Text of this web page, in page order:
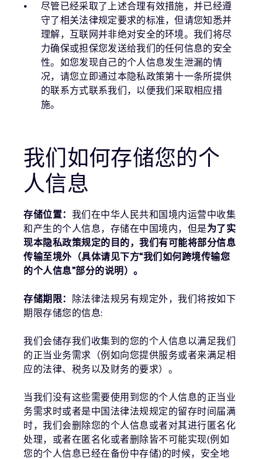
尽管已经采取了上述合理有效措施，并已经遵
守了相关法律规定要求的标准，但请您知悉并
理解，互联网并非绝对安全的环境。我们将尽
力确保或担保您发送给我们的任何信息的安全
性。如您发现自己的个人信息发生泄漏的情
况，请您立即通过本隐私政策第十一条所提供
的联系方式联系我们，以便我们采取相应措
施。
我们如何存储您的个
人信息
存储位置： 我们在中华人民共和国境内运营中收集
和产生的个人信息，存储在中国境内，但是为了实
现本隐私政策规定的目的，我们有可能将部分信息
传输至境外（具体请见下方“我们如何跨境传输您
的个人信息”部分的说明）。
存储期限：
除法律法规另有规定外，我们将按如下
期限存储您的信息:
我们会储存我们收集到的您的个人信息以满足我们
的正当业务需求（例如向您提供服务或者来满足相
应的法律、税务以及财务的要求）。
当我们没有这些需要使用到您的个人信息的正当业
务需求时或者是中国法律法规规定的留存时间届满
时，我们会删除您的个人信息或者对其进行匿名化
处理，或者在匿名化或者删除皆不可能实现(例如
您的个人信息已经在备份中存储)的时候，安全地